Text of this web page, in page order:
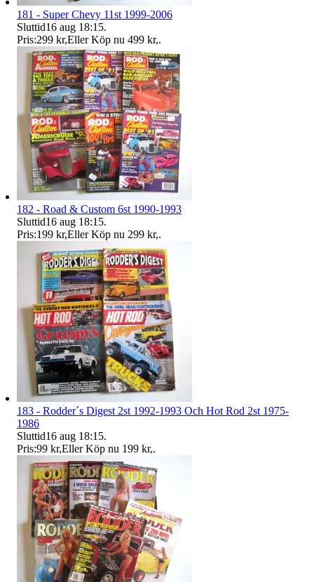
181 - Super Chevy 11st 1999-2006
Sluttid16 aug 18:15.
Pris:299 kr,Eller Köp nu 499 kr,.
182 - Road & Custom 6st 1990-1993
Sluttid16 aug 18:15.
Pris:199 kr,Eller Köp nu 299 kr,.
183 - Rodder´s Digest 2st 1992-1993 Och Hot Rod 2st 1975-
1986
Sluttid16 aug 18:15.
Pris:99 kr,Eller Köp nu 199 kr,.